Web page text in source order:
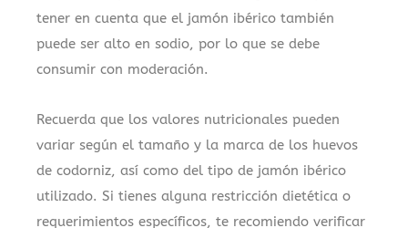
tener en cuenta que el jamón ibérico también
puede ser alto en sodio, por lo que se debe
consumir con moderación.
Recuerda que los valores nutricionales pueden
variar según el tamaño y la marca de los huevos
de codorniz, así como del tipo de jamón ibérico
utilizado. Si tienes alguna restricción dietética o
requerimientos específicos, te recomiendo verificar